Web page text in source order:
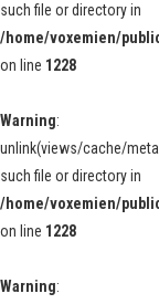
such file or directory in
/home/voxemien/
on line 1228
Warning:
unlink(views/cache/
such file or directory in
/home/voxemien/
on line 1228
Warning: